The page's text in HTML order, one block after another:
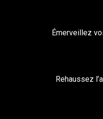
Émerveillez
Rehaussez